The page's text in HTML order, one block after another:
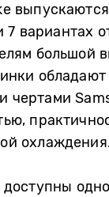
вариантах
большой
обладают
чертами
доступны